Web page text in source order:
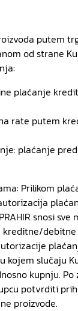
putem
od strane
plaćanje
rate putem
plaćanje
Prilikom
snosi
debitne
kojem slučaju
kupnju.
potvrditi
proizvode.